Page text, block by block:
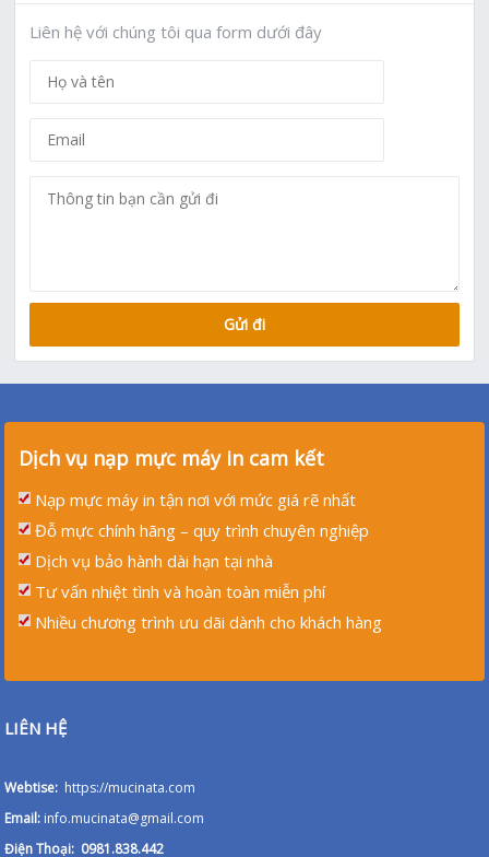
Liên hệ với chúng tôi qua form dưới đây
Dịch vụ nạp mực máy in cam kết
Nạp mực máy in tận nơi với mức giá rẽ nhất
Đỗ mực chính hãng – quy trình chuyên nghiệp
Dịch vụ bảo hành dài hạn tại nhà
Tư vấn nhiệt tình và hoàn toàn miễn phí
Nhiều chương trình ưu dãi dành cho khách hàng
LIÊN HỆ
Webtise: https://mucinata.com
Email: info.mucinata@gmail.com
Điện Thoại: 0981.838.442